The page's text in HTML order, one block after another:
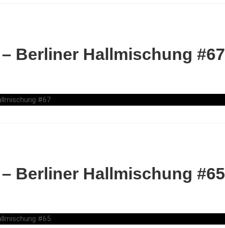
Berliner Hallmischung #67
Berliner Hallmischung #65